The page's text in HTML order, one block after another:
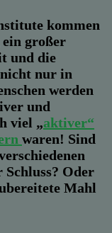
kommen
großer
und die
nur in
werden
und
viel „aktiver“
waren! Sind
Oder
Mahl